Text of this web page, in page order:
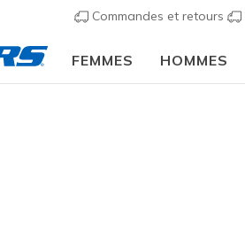
Commandes et retours
FEMMES HOMMES